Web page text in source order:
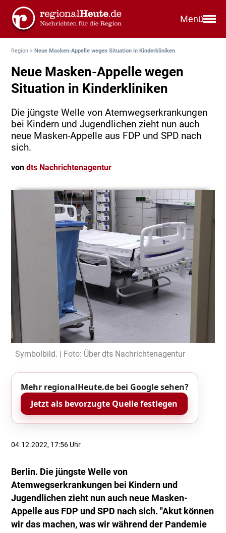
Menü
Region >Neue Masken-Appelle wegen Situation in Kinderkliniken
Neue Masken-Appelle wegen
Situation in Kinderkliniken
Die jüngste Welle von Atemwegserkrankungen
bei Kindern und Jugendlichen zieht nun auch
neue Masken-Appelle aus FDP und SPD nach
sich.
vondts Nachrichtenagentur
Symbolbild. | Foto: Über dts Nachrichtenagentur
Mehr regionalHeute.de bei Google sehen?
Jetzt als bevorzugte Quelle festlegen
04.12.2022, 17:56 Uhr
Berlin. Die jüngste Welle von
Atemwegserkrankungen bei Kindern und
Jugendlichen zieht nun auch neue Masken-
Appelle aus FDP und SPD nach sich. "Akut können
wir das machen, was wir während der Pandemie